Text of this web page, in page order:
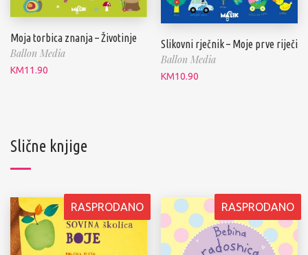
Moja torbica znanja – Životinje
Ballon Media
KM11.90
Slikovni rječnik – Moje prve riječi
Ballon Media
KM10.90
Slične knjige
RASPRODANO RASPRODANO